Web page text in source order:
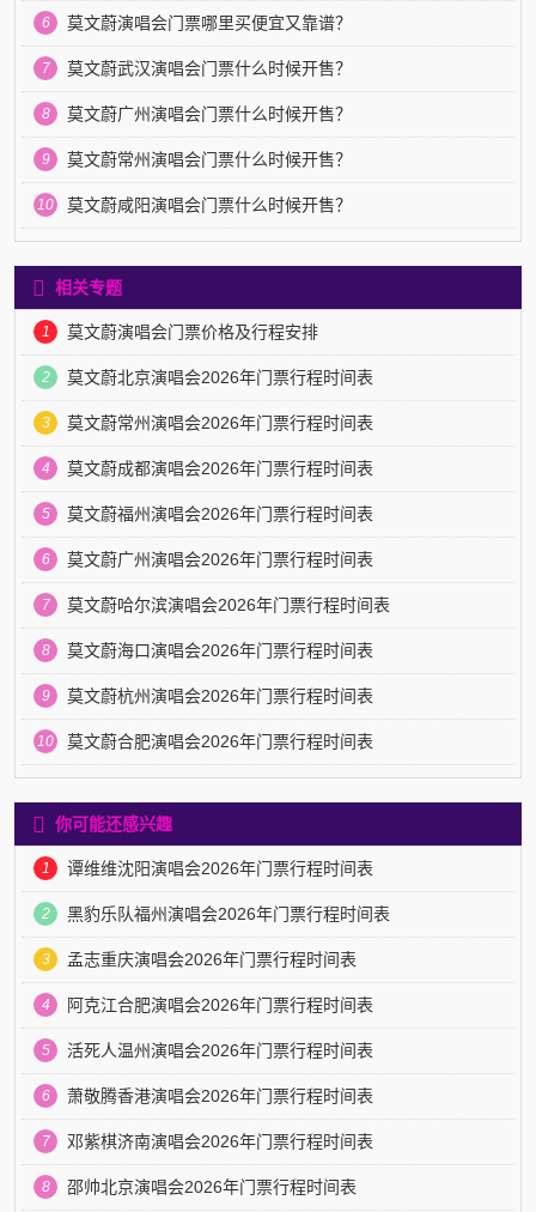
6 莫文蔚演唱会门票哪里买便宜又靠谱？
7 莫文蔚武汉演唱会门票什么时候开售？
8 莫文蔚广州演唱会门票什么时候开售？
9 莫文蔚常州演唱会门票什么时候开售？
10 莫文蔚咸阳演唱会门票什么时候开售？
相关专题
1 莫文蔚演唱会门票价格及行程安排
2 莫文蔚北京演唱会2026年门票行程时间表
3 莫文蔚常州演唱会2026年门票行程时间表
4 莫文蔚成都演唱会2026年门票行程时间表
5 莫文蔚福州演唱会2026年门票行程时间表
6 莫文蔚广州演唱会2026年门票行程时间表
7 莫文蔚哈尔滨演唱会2026年门票行程时间表
8 莫文蔚海口演唱会2026年门票行程时间表
9 莫文蔚杭州演唱会2026年门票行程时间表
10 莫文蔚合肥演唱会2026年门票行程时间表
你可能还感兴趣
1 谭维维沈阳演唱会2026年门票行程时间表
2 黑豹乐队福州演唱会2026年门票行程时间表
3 孟志重庆演唱会2026年门票行程时间表
4 阿克江合肥演唱会2026年门票行程时间表
5 活死人温州演唱会2026年门票行程时间表
6 萧敬腾香港演唱会2026年门票行程时间表
7 邓紫棋济南演唱会2026年门票行程时间表
8 邵帅北京演唱会2026年门票行程时间表